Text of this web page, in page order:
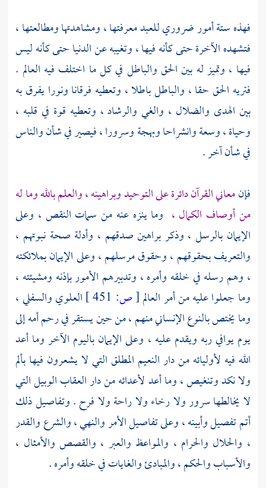
فهذه ستة أمور ضروري للعبد معرفتها ، ومشاهدتها ومطالعتها ،
فتشهده الآخرة حتى كأنه فيها ، وتغيبه عن الدنيا حتى كأنه ليس
فيها ، وتميز له بين الحق والباطل في كل ما اختلف فيه العالم .
فتريه الحق حقا ، والباطل باطلا ، وتعطيه فرقانا ونورا يفرق به
بين الهدى والضلال ، والغي والرشاد ، وتعطيه قوة في قلبه ،
وحياة ، وسعة وانشراحا وبهجة وسرورا ، فيصير في شأن والناس
في شأن آخر .
فإنمعاني القرآن دائرة على التوحيد وبراهينه ، والعلم بالله وما له
من أوصاف الكمال ، وما ينزه عنه من سمات النقص ، وعلى
الإيمان بالرسل ، وذكر براهين صدقهم ، وأدلة صحة نبوتهم ،
والتعريف بحقوقهم ، وحقوق مرسلهم ، وعلى الإيمان بملائكته
، وهم رسله في خلقه وأمره ، وتدبيرهم الأمور بإذنه ومشيئته ،
وما جعلوا عليه من أمر العالم[ص:
العلوي والسفلي ،
وما يختص بالنوع الإنساني منهم ، من حين يستقر في رحم أمه إلى
يوم يوافي ربه ويقدم عليه ، وعلى الإيمان باليوم الآخر وما أعد
الله فيه لأوليائه من دار النعيم المطلق التي لا يشعرون فيها بألم
ولا نكد وتنغيص ، وما أعد لأعدائه من دار العقاب الوبيل التي
لا يخالطها سرور ولا رخاء ولا راحة ولا فرح . وتفاصيل ذلك
أتم تفصيل وأبينه ، وعلى تفاصيل الأمر والنهي ، والشرع والقدر
، والحلال والحرام ، والمواعظ والعبر ، والقصص والأمثال ،
والأسباب والحكم ، والمبادئ والغايات في خلقه وأمره .